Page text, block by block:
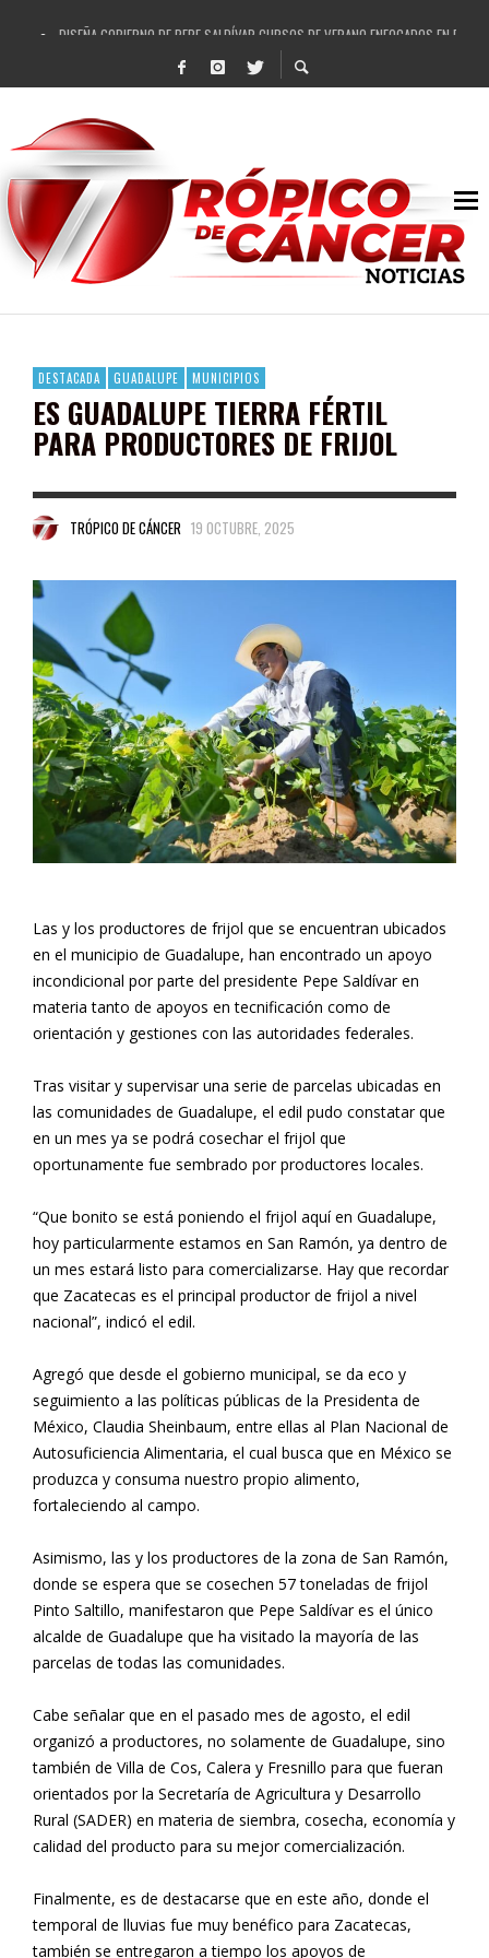
DISEÑA GOBIERNO DE PEPE SALDÍVAR CURSOS DE VERANO ENFOCADOS EN
REFRENDAN LOS 28 DELEGADOS Y 14 COMISARIADOS DE GUADALUPE APOYO A
FORTALECE GOBIERNO DE PEPE SALDÍVAR LA EDUCACIÓN EN LA ZACATECANA
GOBIERNO DE PEPE SALDÍVAR Y GRUPO FEMSA GENERAN MÁS DE 3 MIL EMPLEOS
CUARTA FERIA EXPO AGROPECUARIA TRAJO BENEFICIO DIRECTO A GUADALUPE:
RECONOCE PEPE SALDÍVAR A ARTISTA ZACATECANA VICTORIA HERNÁNDEZ
EGRESA GOBIERNO DE PEPE SALDÍVAR A 500 NUEVAS EMPRESARIAS
SON MUJERES GUADALUPENSES PRINCIPALES BENEFICIADAS DEL PROGRAMA
DESTACADA GUADALUPE MUNICIPIOS
ES GUADALUPE TIERRA FÉRTIL
PARA PRODUCTORES DE FRIJOL
TRÓPICO DE CÁNCER 19 OCTUBRE, 2025
Las y los productores de frijol que se encuentran ubicados
en el municipio de Guadalupe, han encontrado un apoyo
incondicional por parte del presidente Pepe Saldívar en
materia tanto de apoyos en tecnificación como de
orientación y gestiones con las autoridades federales.
Tras visitar y supervisar una serie de parcelas ubicadas en
las comunidades de Guadalupe, el edil pudo constatar que
en un mes ya se podrá cosechar el frijol que
oportunamente fue sembrado por productores locales.
“Que bonito se está poniendo el frijol aquí en Guadalupe,
hoy particularmente estamos en San Ramón, ya dentro de
un mes estará listo para comercializarse. Hay que recordar
que Zacatecas es el principal productor de frijol a nivel
nacional”, indicó el edil.
Agregó que desde el gobierno municipal, se da eco y
seguimiento a las políticas públicas de la Presidenta de
México, Claudia Sheinbaum, entre ellas al Plan Nacional de
Autosuficiencia Alimentaria, el cual busca que en México se
produzca y consuma nuestro propio alimento,
fortaleciendo al campo.
Asimismo, las y los productores de la zona de San Ramón,
donde se espera que se cosechen 57 toneladas de frijol
Pinto Saltillo, manifestaron que Pepe Saldívar es el único
alcalde de Guadalupe que ha visitado la mayoría de las
parcelas de todas las comunidades.
Cabe señalar que en el pasado mes de agosto, el edil
organizó a productores, no solamente de Guadalupe, sino
también de Villa de Cos, Calera y Fresnillo para que fueran
orientados por la Secretaría de Agricultura y Desarrollo
Rural (SADER) en materia de siembra, cosecha, economía y
calidad del producto para su mejor comercialización.
Finalmente, es de destacarse que en este año, donde el
temporal de lluvias fue muy benéfico para Zacatecas,
también se entregaron a tiempo los apoyos de